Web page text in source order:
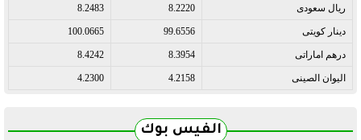
ريال سعودى 8.2220
8.2483
دينار كويتى 99.6556
100.0665
درهم اماراتى 8.3954
8.4242
اليوان الصينى 4.2158
4.2300
الفيس بوك